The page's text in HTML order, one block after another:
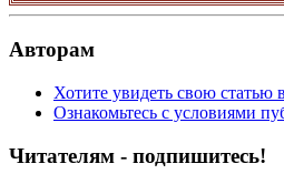
Авторам
Хотите увидеть свою статью
Ознакомьтесь с условиями
Читателям - подпишитесь!